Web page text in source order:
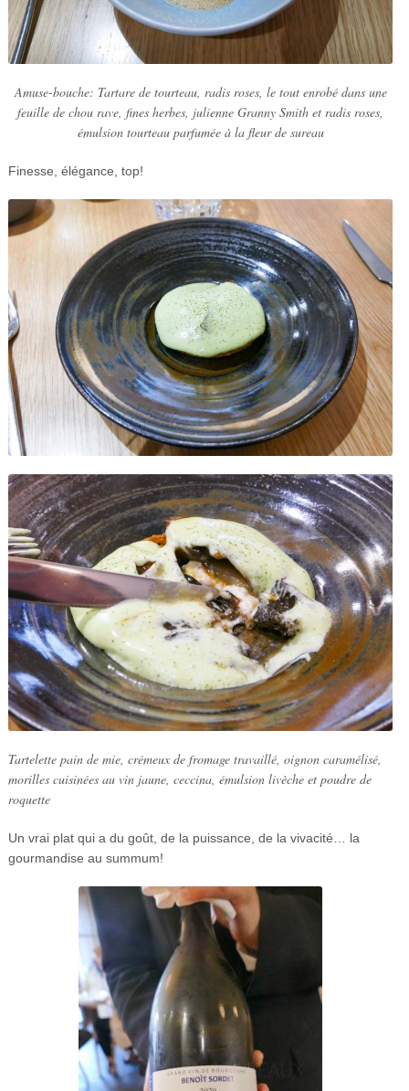
Amuse-bouche: Tartare de tourteau, radis roses, le tout enrobé dans une
feuille de chou rave, fines herbes, julienne Granny Smith et radis roses,
émulsion tourteau parfumée à la fleur de sureau
Finesse, élégance, top!
Tartelette pain de mie, crémeux de fromage travaillé, oignon caramélisé,
morilles cuisinées au vin jaune, ceccina, émulsion livèche et poudre de
roquette
Un vrai plat qui a du goût, de la puissance, de la vivacité… la
gourmandise au summum!